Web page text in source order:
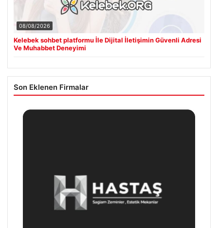
08/08/2026
Kelebek sohbet platformu İle Dijital İletişimin Güvenli Adresi
Ve Muhabbet Deneyimi
Son Eklenen Firmalar